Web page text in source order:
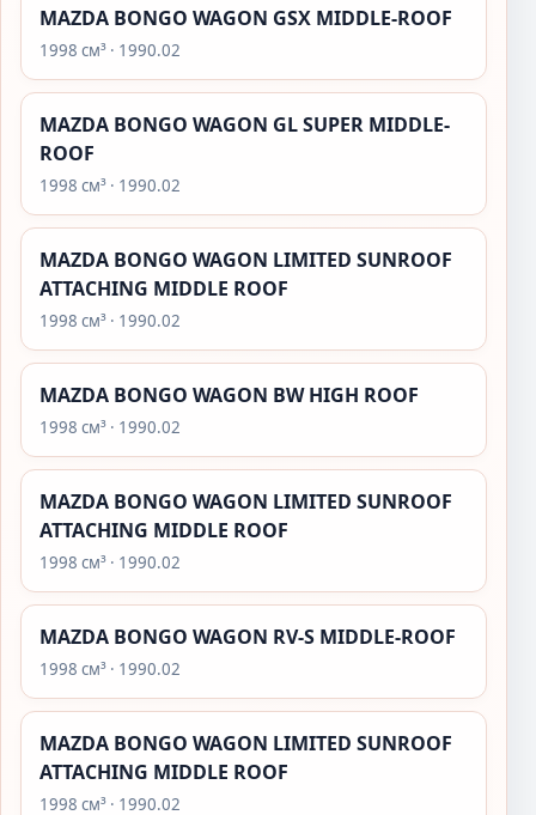
MAZDA BONGO WAGON GSX MIDDLE-ROOF
1998 см³ · 1990.02
MAZDA BONGO WAGON GL SUPER MIDDLE-
ROOF
1998 см³ · 1990.02
MAZDA BONGO WAGON LIMITED SUNROOF
ATTACHING MIDDLE ROOF
1998 см³ · 1990.02
MAZDA BONGO WAGON BW HIGH ROOF
1998 см³ · 1990.02
MAZDA BONGO WAGON LIMITED SUNROOF
ATTACHING MIDDLE ROOF
1998 см³ · 1990.02
MAZDA BONGO WAGON RV-S MIDDLE-ROOF
1998 см³ · 1990.02
MAZDA BONGO WAGON LIMITED SUNROOF
ATTACHING MIDDLE ROOF
1998 см³ · 1990.02